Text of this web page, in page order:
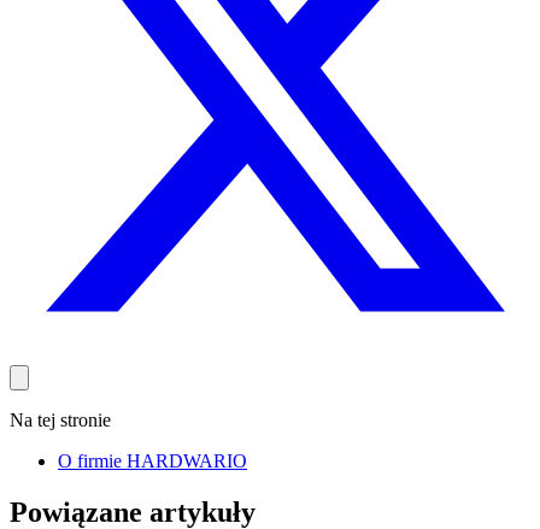
Na tej stronie
O firmie HARDWARIO
Powiązane artykuły